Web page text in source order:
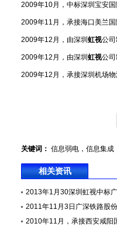
2009年10月，中标深圳宝安
2009年11月，承接海口美兰
2009年12月，由深圳 虹视公
2009年12月，由深圳 虹视公
2009年12月，承接深圳机场
关键词： 信息弱电，信息集成
相关资讯
2013年1月30深圳虹视中标
2011年11月3日广深铁路股
2010年11月，承接西安咸阳